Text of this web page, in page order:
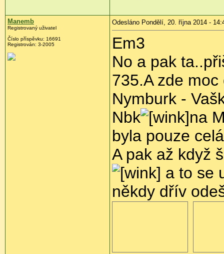
Manemb
Registrovaný uživatel
Číslo příspěvku: 16691
Registrován: 3-2005
Odesláno Pondělí, 20. října 2014 -
Em3
No a pak
735.A zde
Nymburk -
Nbk
na
byla pouze
A pak až když
a to se
někdy dřív